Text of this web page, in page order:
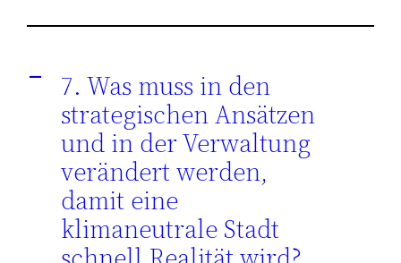
A
7. Was muss in den
strategischen Ansätzen
und in der Verwaltung
verändert werden,
damit eine
klimaneutrale Stadt